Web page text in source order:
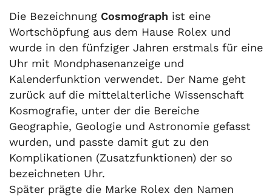
Die Bezeichnung Cosmograph ist eine
Wortschöpfung aus dem Hause Rolex und
wurde in den fünfziger Jahren erstmals für eine
Uhr mit Mondphasenanzeige und
Kalenderfunktion verwendet. Der Name geht
zurück auf die mittelalterliche Wissenschaft
Kosmografie, unter der die Bereiche
Geographie, Geologie und Astronomie gefasst
wurden, und passte damit gut zu den
Komplikationen (Zusatzfunktionen) der so
bezeichneten Uhr.
Später prägte die Marke Rolex den Namen